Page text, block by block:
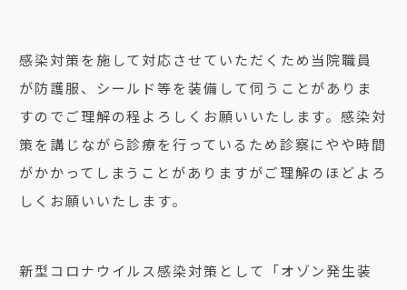
感染対策を施して対応させていただくため当院職員
が防護服、シールド等を装備して伺うことがありま
すのでご理解の程よろしくお願いいたします。感染対
策を講じながら診療を行っているため診察にやや時間
がかかってしまうことがありますがご理解のほどよろ
しくお願いいたします。
新型コロナウイルス感染対策として「オゾン発生装